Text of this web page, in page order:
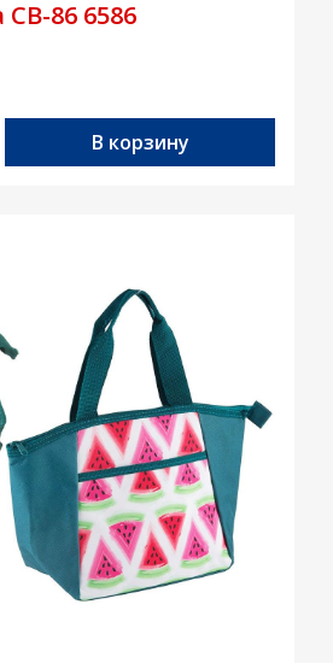
86 6586
В корзину